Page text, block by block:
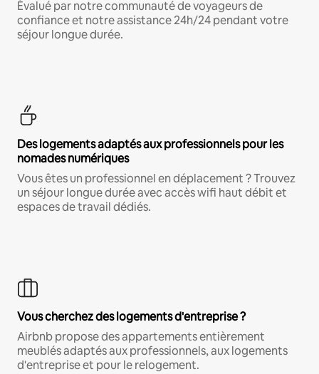
Évalué par notre communauté de voyageurs de
confiance et notre assistance 24h/24 pendant votre
séjour longue durée.
Des logements adaptés aux professionnels pour les
nomades numériques
Vous êtes un professionnel en déplacement ? Trouvez
un séjour longue durée avec accès wifi haut débit et
espaces de travail dédiés.
Vous cherchez des logements d'entreprise ?
Airbnb propose des appartements entièrement
meublés adaptés aux professionnels, aux logements
d'entreprise et pour le relogement.